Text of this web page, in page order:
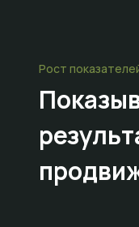
Рост